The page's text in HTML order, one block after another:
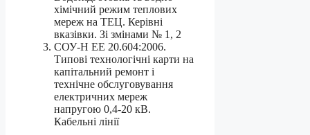
хімічний режим теплових
мереж на ТЕЦ. Керівні
вказівки. Зі змінами № 1, 2
СОУ-Н ЕЕ 20.604:2006.
Типові технологічні карти на
капітальний ремонт і
технічне обслуговування
електричних мереж
напругою 0,4-20 кВ.
Кабельні лінії